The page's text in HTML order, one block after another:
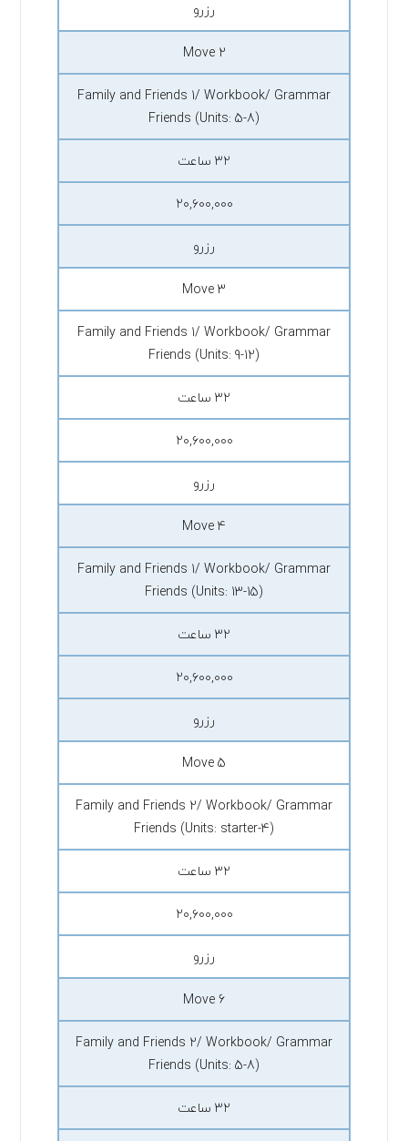
رزرو
Move 2
Family and Friends 1/ Workbook/ Grammar
Friends (Units: 5-8)
۳۲ ساعت
۲۰,۶۰۰,۰۰۰
رزرو
Move 3
Family and Friends 1/ Workbook/ Grammar
Friends (Units: 9-12)
۳۲ ساعت
۲۰,۶۰۰,۰۰۰
رزرو
Move 4
Family and Friends 1/ Workbook/ Grammar
Friends (Units: 13-15)
۳۲ ساعت
۲۰,۶۰۰,۰۰۰
رزرو
Move 5
Family and Friends 2/ Workbook/ Grammar
Friends (Units: starter-4)
۳۲ ساعت
۲۰,۶۰۰,۰۰۰
رزرو
Move 6
Family and Friends 2/ Workbook/ Grammar
Friends (Units: 5-8)
۳۲ ساعت